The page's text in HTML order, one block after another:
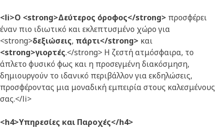
<li>Ο <strong>Δεύτερος όροφος</strong> προσφέρει
έναν πιο ιδιωτικό και εκλεπτυσμένο χώρο για
<strong>δεξιώσεις, πάρτι</strong> και
<strong>γιορτές.</strong> Η ζεστή ατμόσφαιρα, το
άπλετο φυσικό φως και η προσεγμένη διακόσμηση,
δημιουργούν το ιδανικό περιβάλλον για εκδηλώσεις,
προσφέροντας μια μοναδική εμπειρία στους καλεσμένους
σας.</li>
<h4>Υπηρεσίες και Παροχές</h4>